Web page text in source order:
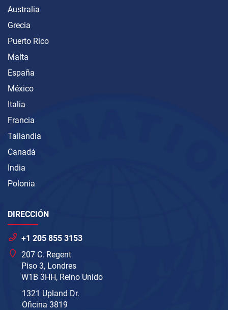
Australia
Grecia
Puerto Rico
Malta
España
México
Italia
Francia
Tailandia
Canadá
India
Polonia
DIRECCIÓN
+1 205 855 3153
207 C. Regent
Piso 3, Londres
W1B 3HH, Reino Unido
1321 Upland Dr.
Oficina 3819